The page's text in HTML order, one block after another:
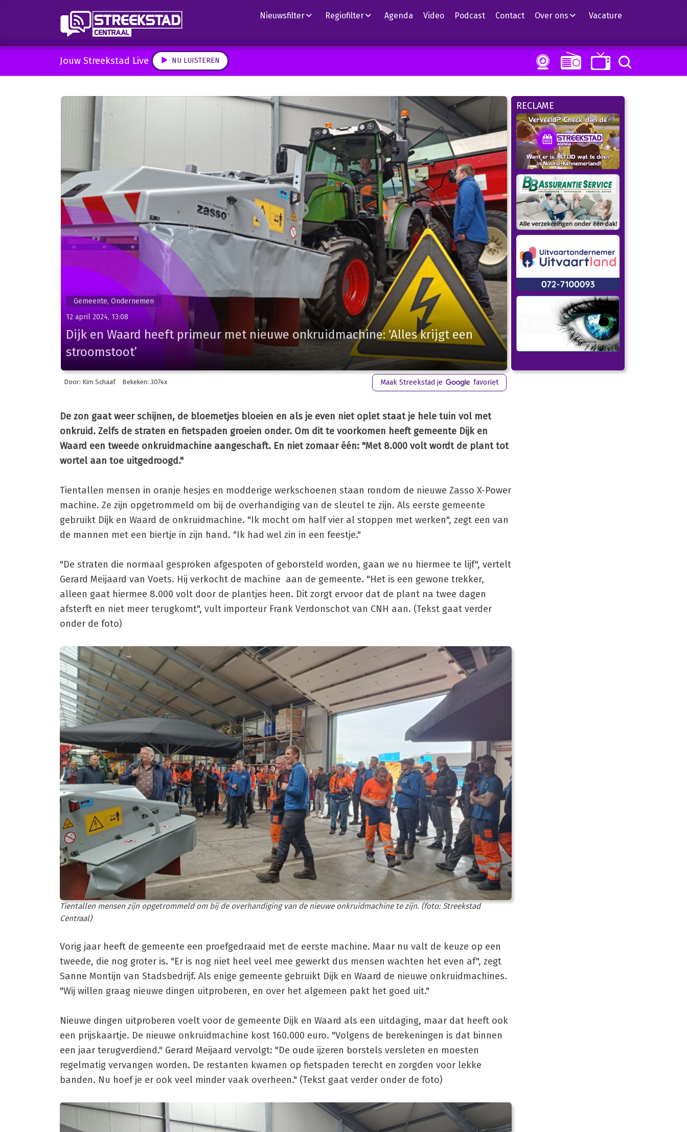
Nieuwsfilter Regiofilter Agenda Video Podcast Contact Over ons Vacature
Jouw Streekstad Live NU LUISTEREN
RECLAME
Gemeente, Ondernemen
12 april 2024, 13:08
Dijk en Waard heeft primeur met nieuwe onkruidmachine: ‘Alles krijgt een
stroomstoot’
Door: Kim Schaaf Bekeken: 3074x Maak Streekstad je favoriet
De zon gaat weer schijnen, de bloemetjes bloeien en als je even niet oplet staat je hele tuin vol met
onkruid. Zelfs de straten en fietspaden groeien onder. Om dit te voorkomen heeft gemeente Dijk en
Waard een tweede onkruidmachine aangeschaft. En niet zomaar één: "Met 8.000 volt wordt de plant tot
wortel aan toe uitgedroogd."
Tientallen mensen in oranje hesjes en modderige werkschoenen staan rondom de nieuwe Zasso X-Power
machine. Ze zijn opgetrommeld om bij de overhandiging van de sleutel te zijn. Als eerste gemeente
gebruikt Dijk en Waard de onkruidmachine. "Ik mocht om half vier al stoppen met werken", zegt een van
de mannen met een biertje in zijn hand. "Ik had wel zin in een feestje."
"De straten die normaal gesproken afgespoten of geborsteld worden, gaan we nu hiermee te lijf", vertelt
Gerard Meijaard van Voets. Hij verkocht de machine aan de gemeente. "Het is een gewone trekker,
alleen gaat hiermee 8.000 volt door de plantjes heen. Dit zorgt ervoor dat de plant na twee dagen
afsterft en niet meer terugkomt", vult importeur Frank Verdonschot van CNH aan. (Tekst gaat verder
onder de foto)
Tientallen mensen zijn opgetrommeld om bij de overhandiging van de nieuwe onkruidmachine te zijn. (foto: Streekstad
Centraal)
Vorig jaar heeft de gemeente een proefgedraaid met de eerste machine. Maar nu valt de keuze op een
tweede, die nog groter is. "Er is nog niet heel veel mee gewerkt dus mensen wachten het even af", zegt
Sanne Montijn van Stadsbedrijf. Als enige gemeente gebruikt Dijk en Waard de nieuwe onkruidmachines.
"Wij willen graag nieuwe dingen uitproberen, en over het algemeen pakt het goed uit."
Nieuwe dingen uitproberen voelt voor de gemeente Dijk en Waard als een uitdaging, maar dat heeft ook
een prijskaartje. De nieuwe onkruidmachine kost 160.000 euro. "Volgens de berekeningen is dat binnen
een jaar terugverdiend." Gerard Meijaard vervolgt: "De oude ijzeren borstels versleten en moesten
regelmatig vervangen worden. De restanten kwamen op fietspaden terecht en zorgden voor lekke
banden. Nu hoef je er ook veel minder vaak overheen." (Tekst gaat verder onder de foto)